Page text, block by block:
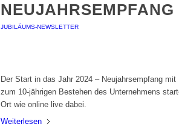
JUBILÄUMS-NEWSLETTER
Der Start in das Jahr 2024 – Neujahrsempfang
zum 10-jährigen Bestehen des Unternehmens
Ort wie online live dabei.
Weiterlesen